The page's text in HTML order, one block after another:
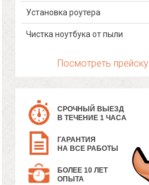
Установка роутера
Чистка ноутбука от пыли
Посмотреть
СРОЧНЫЙ ВЫЕЗД
В ТЕЧЕНИЕ 1 ЧАСА
ГАРАНТИЯ
НА ВСЕ РАБОТЫ
БОЛЕЕ 10 ЛЕТ
ОПЫТА